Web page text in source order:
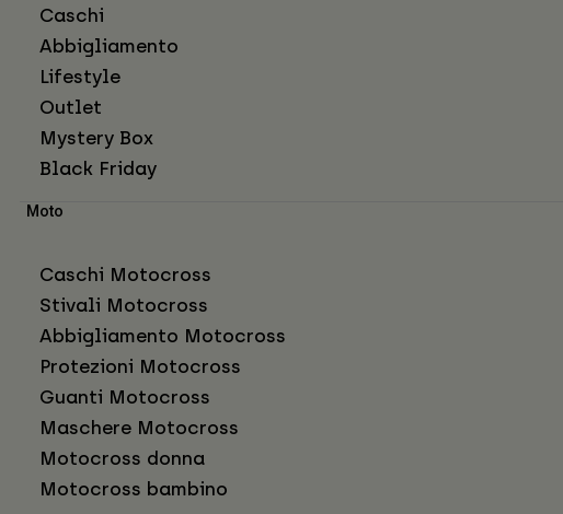
Caschi
Abbigliamento
Lifestyle
Outlet
Mystery Box
Black Friday
Moto
Caschi Motocross
Stivali Motocross
Abbigliamento Motocross
Protezioni Motocross
Guanti Motocross
Maschere Motocross
Motocross donna
Motocross bambino